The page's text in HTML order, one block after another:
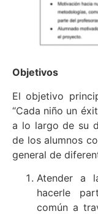
Objetivos
El objetivo
“Cada niño un
a lo largo de su
de los alumnos
general de
Atender a
hacerle
común a